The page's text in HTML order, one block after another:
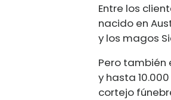
Entre los
nacido en
y los magos
Pero también
y hasta
cortejo